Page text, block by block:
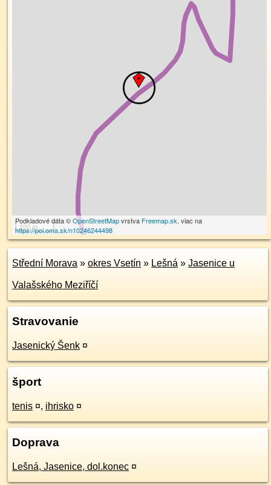
100 m
Podkladové dáta ©OpenStreetMapvrstva Freemap.sk, viac na
https://poi.oma.sk/n10246244498
Střední Morava » okres Vsetín » Lešná » Jasenice u
Valašského Meziříčí
Stravovanie
Jasenický Šenk ¤
šport
tenis ¤, ihrisko ¤
Doprava
Lešná, Jasenice, dol.konec ¤